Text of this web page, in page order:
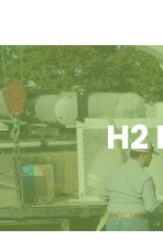
H2